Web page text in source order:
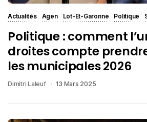
Actualités Agen Lot-Et-Garonne Politique
Politique : comment
droites compte
les municipales 2026
Dimitri Laleuf 13 Mars 2025